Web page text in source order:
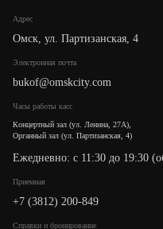
Адрес
Омск, ул. Партизанская, 4
Электронная почта
bukof@omskcity.com
Часы работы касс
Концертный зал (ул. Ленина, 27А),
Органный зал (ул. Партизанская, 4)
Ежедневно: с 11:30 до 19:30
Приемная
+7 (3812) 200-849
Cправки и бронирование